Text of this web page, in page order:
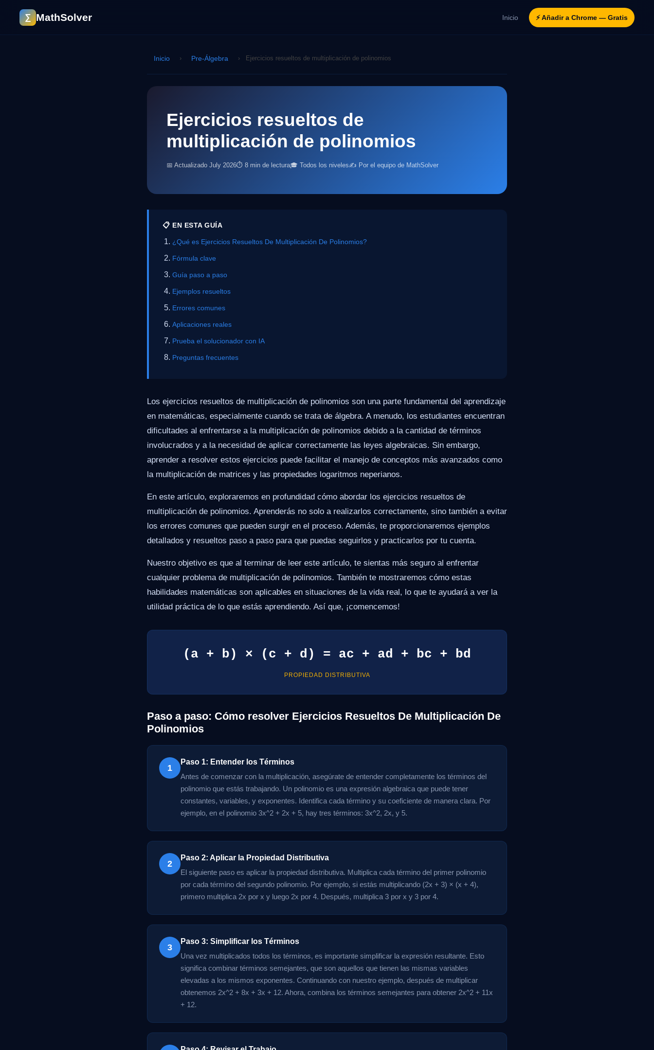
∑ MathSolver Inicio ⚡ Añadir a Chrome — Gratis
Inicio › Pre-Álgebra › Ejercicios resueltos de multiplicación de polinomios
Ejercicios resueltos de
multiplicación de polinomios
📅 Actualizado July 2026⏱ 8 min de lectura🎓 Todos los niveles✍️ Por el equipo de MathSolver
📋 EN ESTA GUÍA
¿Qué es Ejercicios Resueltos De Multiplicación De Polinomios?
Fórmula clave
Guía paso a paso
Ejemplos resueltos
Errores comunes
Aplicaciones reales
Prueba el solucionador con IA
Preguntas frecuentes
Los ejercicios resueltos de multiplicación de polinomios son una parte fundamental del aprendizaje
en matemáticas, especialmente cuando se trata de álgebra. A menudo, los estudiantes encuentran
dificultades al enfrentarse a la multiplicación de polinomios debido a la cantidad de términos
involucrados y a la necesidad de aplicar correctamente las leyes algebraicas. Sin embargo,
aprender a resolver estos ejercicios puede facilitar el manejo de conceptos más avanzados como
la multiplicación de matrices y las propiedades logaritmos neperianos.
En este artículo, exploraremos en profundidad cómo abordar los ejercicios resueltos de
multiplicación de polinomios. Aprenderás no solo a realizarlos correctamente, sino también a evitar
los errores comunes que pueden surgir en el proceso. Además, te proporcionaremos ejemplos
detallados y resueltos paso a paso para que puedas seguirlos y practicarlos por tu cuenta.
Nuestro objetivo es que al terminar de leer este artículo, te sientas más seguro al enfrentar
cualquier problema de multiplicación de polinomios. También te mostraremos cómo estas
habilidades matemáticas son aplicables en situaciones de la vida real, lo que te ayudará a ver la
utilidad práctica de lo que estás aprendiendo. Así que, ¡comencemos!
(a + b) × (c + d) = ac + ad + bc + bd
PROPIEDAD DISTRIBUTIVA
Paso a paso: Cómo resolver Ejercicios Resueltos De Multiplicación De
Polinomios
1
Paso 1: Entender los Términos
Antes de comenzar con la multiplicación, asegúrate de entender completamente los términos del
polinomio que estás trabajando. Un polinomio es una expresión algebraica que puede tener
constantes, variables, y exponentes. Identifica cada término y su coeficiente de manera clara. Por
ejemplo, en el polinomio 3x^2 + 2x + 5, hay tres términos: 3x^2, 2x, y 5.
2
Paso 2: Aplicar la Propiedad Distributiva
El siguiente paso es aplicar la propiedad distributiva. Multiplica cada término del primer polinomio
por cada término del segundo polinomio. Por ejemplo, si estás multiplicando (2x + 3) × (x + 4),
primero multiplica 2x por x y luego 2x por 4. Después, multiplica 3 por x y 3 por 4.
3
Paso 3: Simplificar los Términos
Una vez multiplicados todos los términos, es importante simplificar la expresión resultante. Esto
significa combinar términos semejantes, que son aquellos que tienen las mismas variables
elevadas a los mismos exponentes. Continuando con nuestro ejemplo, después de multiplicar
obtenemos 2x^2 + 8x + 3x + 12. Ahora, combina los términos semejantes para obtener 2x^2 + 11x
+ 12.